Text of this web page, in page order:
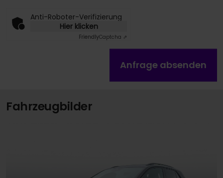
Anti-Roboter-Verifizierung
Hier klicken
FriendlyCaptcha ⇗
Anfrage absenden
Fahrzeugbilder